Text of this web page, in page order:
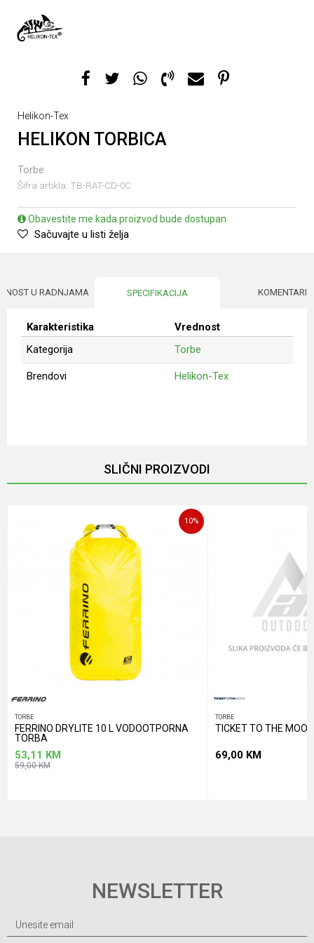
Helikon-Tex
HELIKON TORBICA
Torbe
Šifra artikla: TB-RAT-CD-0C
Obavestite me kada proizvod bude dostupan
Sačuvajte u listi želja
U RADNJAMA SPECIFIKACIJA KOMENTARI
Karakteristika
Vrednost
Kategorija
Torbe
Brendovi Helikon-Tex
POŠALJI
SLIČNI PROIZVODI
10%
TORBE
FERRINO DRYLITE 10 L VODOOTPORNA
TORBA
53,11 KM
59,00KM
TORBE
TICKET TO THE
69,00 KM
NEWSLETTER